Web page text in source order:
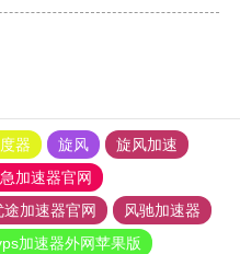
器 旋风
旋风加速
加速器官网
途加速器官网
风驰加速器
加速器外网苹果版